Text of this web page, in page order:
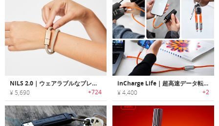
NILS 2.0｜ウェアラブルなブレスレットデザインチャージングケーブル「ニルス2.0」
¥ 5,690 +724
inCharge Life｜超高速データ転送と一生保証を備えた信頼の充電ケーブル
¥ 4,400 +2